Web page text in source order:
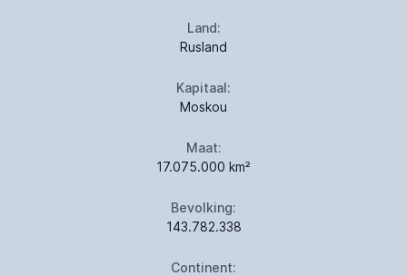
Land:
Rusland
Kapitaal:
Moskou
Maat:
17.075.000 km²
Bevolking:
143.782.338
Continent: